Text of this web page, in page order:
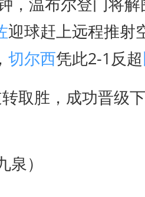
迎球赶上远程推射
切尔西凭此2-1反超
取胜，成功晋级
泉）